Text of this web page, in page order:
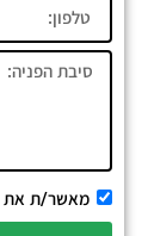
מאשר/ת את